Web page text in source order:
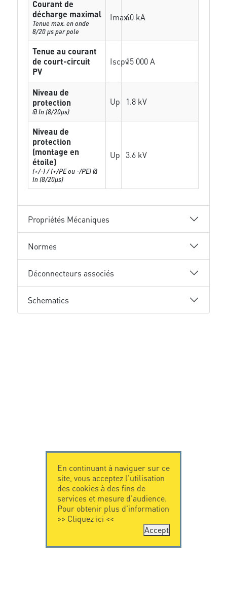
Courant de
décharge maximal
Tenue max. en onde
8/20 µs par pole
Imax40 kA
Tenue au courant
de court-circuit
PV
Iscpv15 000 A
Niveau de
protection
@ In (8/20µs)
Up 1.8 kV
Niveau de
protection
(montage en
étoile)
(+/-) / (+/PE ou -/PE) @
In (8/20µs)
Up 3.6 kV
Propriétés Mécaniques
Normes
Déconnecteurs associés
Schematics
En continuant à naviguer sur ce
site, vous acceptez l'utilisation
des cookies à des fins de
services et mesure d'audience.
Pour obtenir plus d'information
>> Cliquez ici <<
Accept